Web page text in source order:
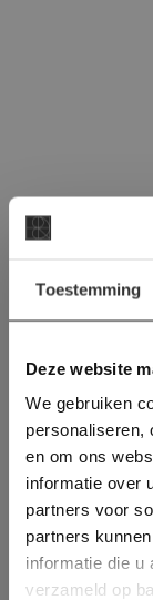
Toestemming
Deze website
We gebruiken
personaliseren,
en om ons
informatie over
partners voor
partners
informatie die u
verzameld op
This